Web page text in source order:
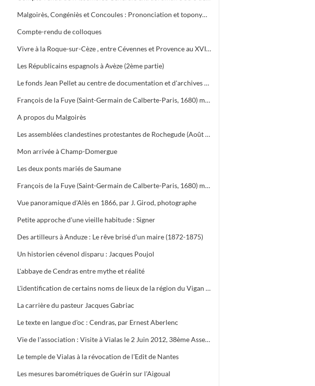
Malgoirès, Congéniès et Concoules : Prononciation et toponymie
Compte-rendu de colloques
Vivre à la Roque-sur-Cèze , entre Cévennes et Provence au XVIIIe siècle
Les Républicains espagnols à Avèze (2ème partie)
Le fonds Jean Pellet au centre de documentation et d'archives du Parc National des Cévennes à Génolhac
François de la Fuye (Saint-Germain de Calberte-Paris, 1680) marchand, financier au service du Grand Condé (1ère partie)
A propos du Malgoirès
Les assemblées clandestines protestantes de Rochegude (Août 1700)
Mon arrivée à Champ-Domergue
Les deux ponts mariés de Saumane
François de la Fuye (Saint-Germain de Calberte-Paris, 1680) marchand, financier au service du Grand Condé (2ème partie)
Vue panoramique d'Alès en 1866, par J. Girod, photographe
Petite approche d'une vieille habitude : Signer
Des artilleurs à Anduze : Le rêve brisé d'un maire (1872-1875)
Un historien cévenol disparu : Jacques Poujol
L'abbaye de Cendras entre mythe et réalité
L'identification de certains noms de lieux de la région du Vigan au Moyen-Age dans les chartes du cartulaire du chapitre de la cathédrale de Nîmes et du cartulaire de Gellone
La carrière du pasteur Jacques Gabriac
Le texte en langue d'oc : Cendras, par Ernest Aberlenc
Vie de l'association : Visite à Vialas le 2 Juin 2012, 38ème Assemblée Générale le 23 Août 2012
Le temple de Vialas à la révocation de l'Edit de Nantes
Les mesures barométriques de Guérin sur l'Aigoual